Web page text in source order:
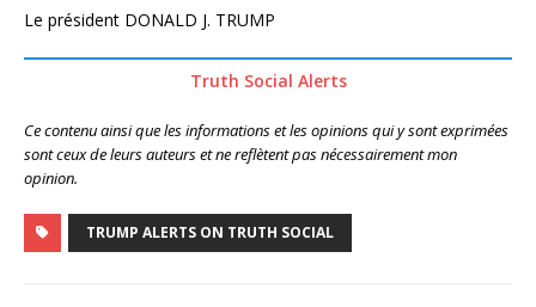
Le président DONALD J. TRUMP
Truth Social Alerts
Ce contenu ainsi que les informations et les opinions qui y sont exprimées
sont ceux de leurs auteurs et ne reflètent pas nécessairement mon
opinion.
TRUMP ALERTS ON TRUTH SOCIAL